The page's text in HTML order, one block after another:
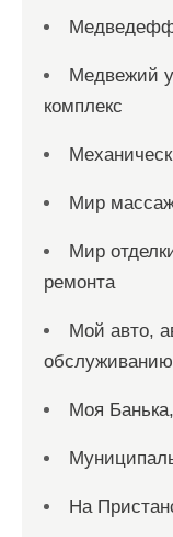
Медвежий
комплекс
Мир
Мир
ремонта
Мой авто,
Моя
На